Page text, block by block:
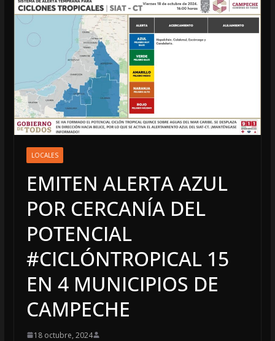
LOCALES
EMITEN ALERTA AZUL
POR CERCANÍA DEL
POTENCIAL
#CICLÓNTROPICAL 15
EN 4 MUNICIPIOS DE
CAMPECHE
18 octubre, 2024